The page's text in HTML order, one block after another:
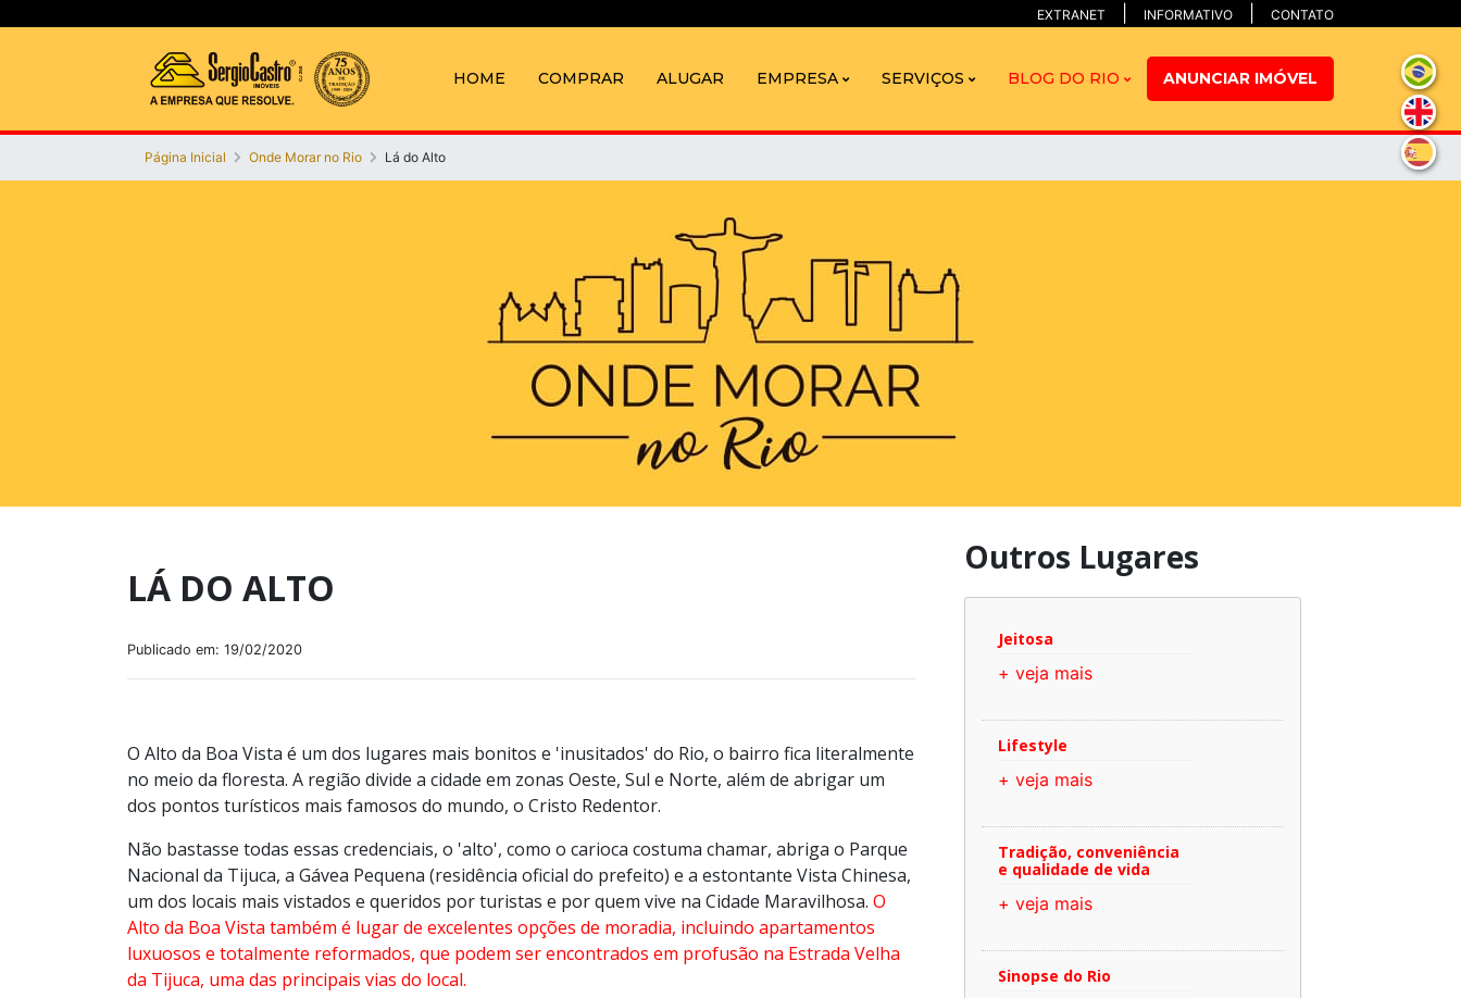
EXTRANET INFORMATIVO CONTATO
HOME COMPRAR ALUGAR EMPRESA SERVIÇOS BLOG DO RIO ANUNCIAR IMÓVEL
Página Inicial Onde Morar no Rio Lá do Alto
LÁ DO ALTO
Publicado em: 19/02/2020
O Alto da Boa Vista é um dos lugares mais bonitos e 'inusitados' do Rio, o bairro fica literalmente
no meio da floresta. A região divide a cidade em zonas Oeste, Sul e Norte, além de abrigar um
dos pontos turísticos mais famosos do mundo, o Cristo Redentor.
Não bastasse todas essas credenciais, o 'alto', como o carioca costuma chamar, abriga o Parque
Nacional da Tijuca, a Gávea Pequena (residência oficial do prefeito) e a estontante Vista Chinesa,
um dos locais mais vistados e queridos por turistas e por quem vive na Cidade Maravilhosa. O
Alto da Boa Vista também é lugar de excelentes opções de moradia, incluindo apartamentos
luxuosos e totalmente reformados, que podem ser encontrados em profusão na Estrada Velha
da Tijuca, uma das principais vias do local.
Outros Lugares
Jeitosa
+ veja mais
Lifestyle
+ veja mais
Tradição, conveniência
e qualidade de vida
+ veja mais
Sinopse do Rio